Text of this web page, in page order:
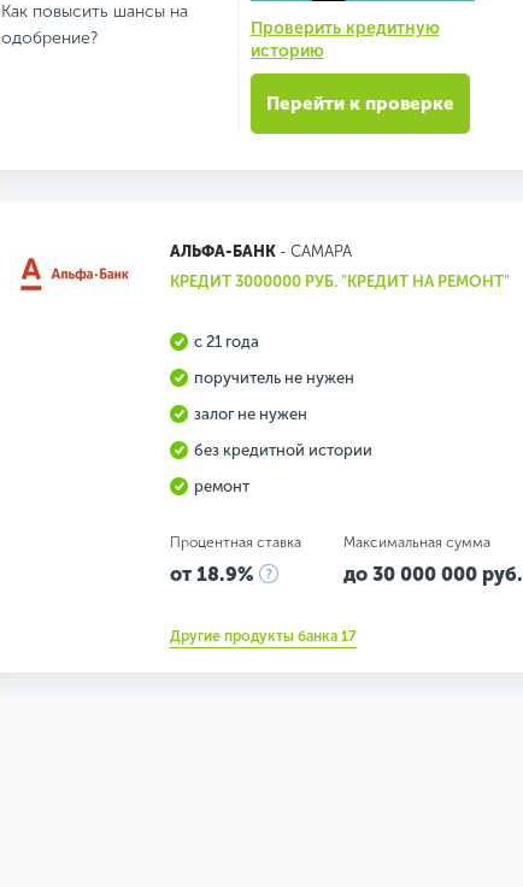
Как повысить шансы на
одобрение?
Проверить кредитную
историю
Перейти к проверке
АЛЬФА-БАНК- САМАРА
КРЕДИТ 3000000 РУБ. "КРЕДИТ НА РЕМОНТ"
с 21 года
поручитель не нужен
залог не нужен
без кредитной истории
ремонт
Процентная ставка
от 18.9%
Максимальная сумма
до 30 000 000 руб.
Другие продукты банка 17